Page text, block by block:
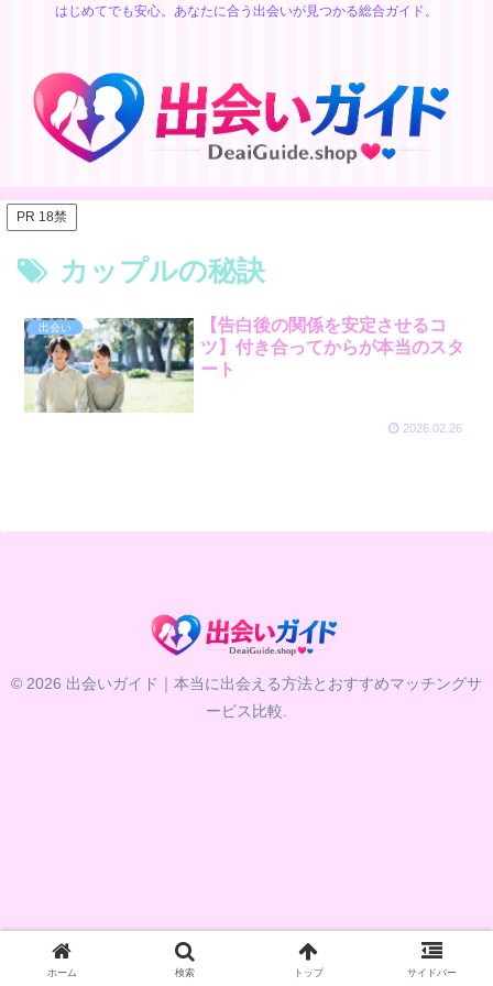
はじめてでも安心。あなたに合う出会いが見つかる総合ガイド。
PR 18禁
カップルの秘訣
出会い
【告白後の関係を安定させるコ
ツ】付き合ってからが本当のスタ
ート
2026.02.26
© 2026 出会いガイド｜本当に出会える方法とおすすめマッチングサ
ービス比較.
ホーム 検索 トップ サイドバー